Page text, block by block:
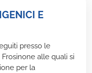
E
presso le
alle quali si
per la